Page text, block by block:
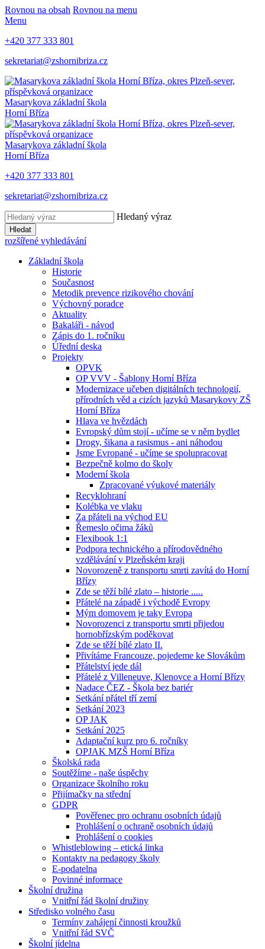
Rovnou na obsah Rovnou na menu
Menu
+420 377 333 801
sekretariat@zshornibriza.cz
Masarykova základní škola
Horní Bříza
Masarykova základní škola
Horní Bříza
+420 377 333 801
sekretariat@zshornibriza.cz
Hledaný výraz
Hledat
rozšířené vyhledávání
Základní škola
Historie
Současnost
Metodik prevence rizikového chování
Výchovný poradce
Aktuality
Bakaláři - návod
Zápis do 1. ročníku
Úřední deska
Projekty
OPVK
OP VVV - Šablony Horní Bříza
Modernizace učeben digitálních technologií,
přírodních věd a cizích jazyků Masarykovy ZŠ
Horní Bříza
Hlava ve hvězdách
Evropský dům stojí - učíme se v něm bydlet
Drogy, šikana a rasismus - ani náhodou
Jsme Evropané - učíme se spolupracovat
Bezpečně kolmo do školy
Moderní škola
Zpracované výukové materiály
Recyklohraní
Kolébka ve vlaku
Za přáteli na východ EU
Řemeslo očima žáků
Flexibook 1:1
Podpora technického a přírodovědného
vzdělávání v Plzeňském kraji
Novorozeně z transportu smrti zavítá do Horní
Břízy
Zde se těží bílé zlato – historie .....
Přátelé na západě i východě Evropy
Mým domovem je taky Evropa
Novorozenci z transportu smrti přijedou
hornobřízským poděkovat
Zde se těží bílé zlato II.
Přivítáme Francouze, pojedeme ke Slovákům
Přátelství jede dál
Přátelé z Villeneuve, Klenovce a Horní Břízy
Nadace ČEZ - Škola bez bariér
Setkání přátel tří zemí
Setkání 2023
OP JAK
Setkání 2025
Adaptační kurz pro 6. ročníky
OPJAK MZŠ Horní Bříza
Školská rada
Soutěžíme - naše úspěchy
Organizace školního roku
Přijímačky na střední
GDPR
Pověřenec pro ochranu osobních údajů
Prohlášení o ochraně osobních údajů
Prohlášení o cookies
Whistleblowing – etická linka
Kontakty na pedagogy školy
E-podatelna
Povinné informace
Školní družina
Vnitřní řád školní družiny
Středisko volného času
Termíny zahájení činnosti kroužků
Vnitřní řád SVČ
Školní jídelna